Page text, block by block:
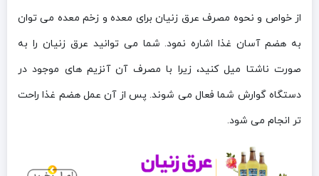
از خواص و نحوه مصرف عرق زنیان برای معده و زخم معده می توان
به هضم آسان غذا اشاره نمود. شما می توانید عرق زنیان را به
صورت ناشتا میل کنید، زیرا با مصرف آن آنزیم های موجود در
دستگاه گوارش شما فعال می شوند. پس از آن عمل هضم غذا راحت
تر انجام می شود.